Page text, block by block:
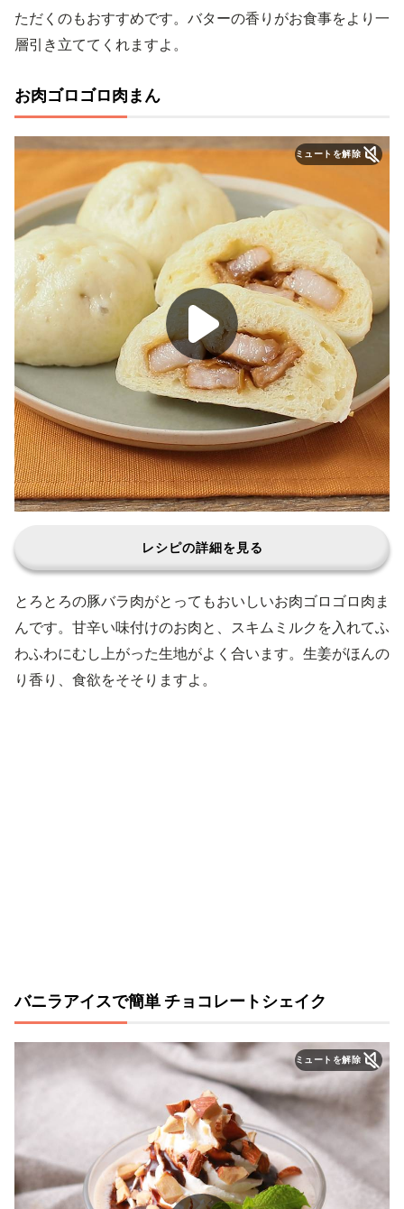
ただくのもおすすめです。バターの香りがお食事をより一
層引き立ててくれますよ。
お肉ゴロゴロ肉まん
ミュートを解除
レシピの詳細を見る
とろとろの豚バラ肉がとってもおいしいお肉ゴロゴロ肉ま
んです。甘辛い味付けのお肉と、スキムミルクを入れてふ
わふわにむし上がった生地がよく合います。生姜がほんの
り香り、食欲をそそりますよ。
バニラアイスで簡単 チョコレートシェイク
ミュートを解除